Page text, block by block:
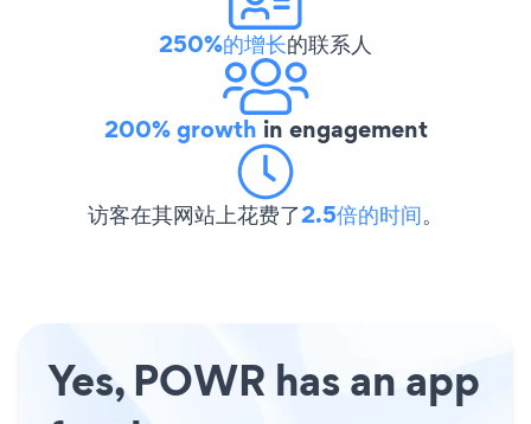
250%的增长的联系人
200% growth in engagement
访客在其网站上花费了2.5倍的时间。
Yes, POWR has an app